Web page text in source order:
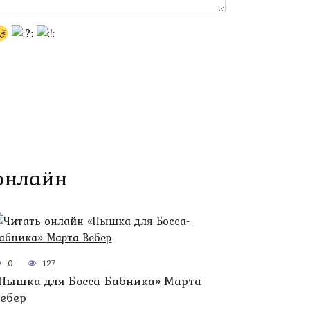
0 127
для Босса-Бабника» Марта